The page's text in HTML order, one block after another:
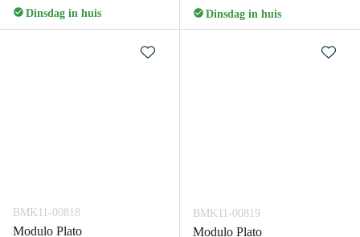
Dinsdag in huis Dinsdag in huis
BMK11-00818
Modulo Plato
BMK11-00819
Modulo Plato